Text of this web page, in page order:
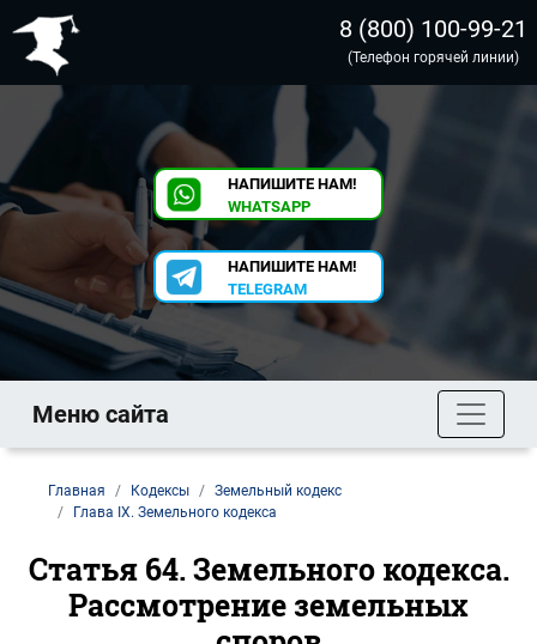
8 (800) 100-99-21
(Телефон горячей линии)
НАПИШИТЕ НАМ!
WHATSAPP
НАПИШИТЕ НАМ!
TELEGRAM
Меню сайта
Главная Кодексы
Земельный кодекс
Глава IX. Земельного кодекса
Статья 64. Земельного кодекса.
Рассмотрение земельных